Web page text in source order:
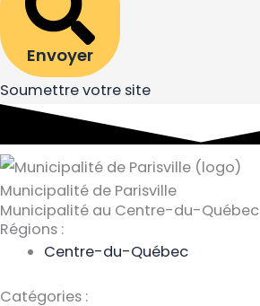
Envoyer
Soumettre votre site
Municipalité de Parisville
Municipalité au Centre-du-Québec
Régions :
Centre-du-Québec
Catégories :